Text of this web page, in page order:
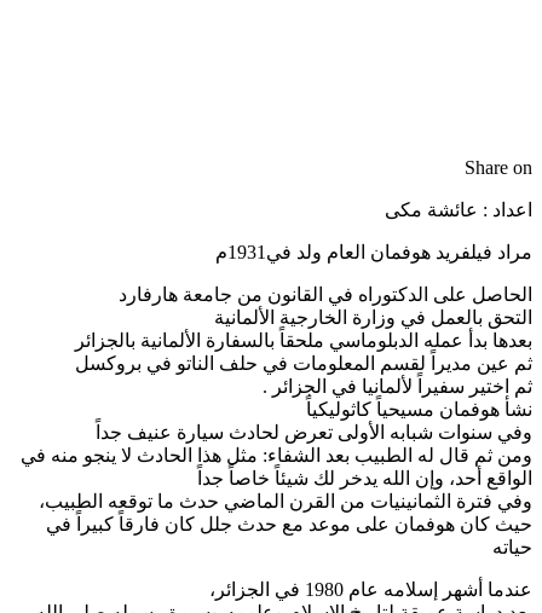
Share on
اعداد : عائشة مكى
مراد فيلفريد هوفمان العام ولد في1931م
الحاصل على الدكتوراه في القانون من جامعة هارفارد
التحق بالعمل في وزارة الخارجية الألمانية
بعدها بدأ عمله الدبلوماسي ملحقاً بالسفارة الألمانية بالجزائر
ثم عين مديراً لقسم المعلومات في حلف الناتو في بروكسل
ثم اختير سفيراً لألمانيا في الجزائر .
نشأ هوفمان مسيحياً كاثوليكياً
وفي سنوات شبابه الأولى تعرض لحادث سيارة عنيف جداً
ومن ثم قال له الطبيب بعد الشفاء: مثل هذا الحادث لا ينجو منه في
الواقع أحد، وإن الله يدخر لك شيئاً خاصاً جداً
وفي فترة الثمانينيات من القرن الماضي حدث ما توقعه الطبيب،
حيث كان هوفمان على موعد مع حدث جلل كان فارقاً كبيراً في
حياته
عندما أشهر إسلامه عام 1980 في الجزائر،